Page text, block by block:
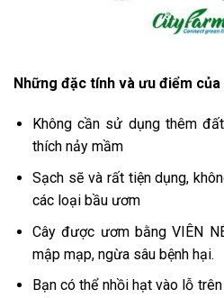
Những đặc tính và ưu điểm
Không cần sử dụng thêm
thích nảy mầm
Sạch sẽ và rất tiện dụng,
các loại bầu ươm
Cây được ươm bằng VIÊN
mập mạp, ngừa sâu bệnh hại.
Bạn có thể nhồi hạt vào lỗ